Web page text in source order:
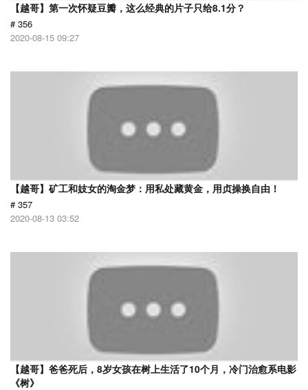
【越哥】第一次怀疑豆瓣，这么经典的片子只给8.1分？
# 356
2020-08-15 09:27
【越哥】矿工和妓女的淘金梦：用私处藏黄金，用贞操换自由！
# 357
2020-08-13 03:52
【越哥】爸爸死后，8岁女孩在树上生活了10个月，冷门治愈系电影
《树》